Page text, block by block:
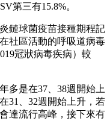
第三有15.8%。
鏈球菌疫苗接種期程記
社區活動的呼吸道病毒
冠狀病毒疾病）較
多是在37、38週開始上
31、32週開始上升，若
達流行高峰，接下來有